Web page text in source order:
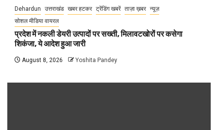
Dehardun उत्तराखंड खबर हटकर ट्रेंडिंग खबरें ताज़ा ख़बर न्यूज़
सोशल मीडिया वायरल
प्रदेश में नकली डेयरी उत्पादों पर सख्ती, मिलावटखोरों पर कसेगा
शिकंजा, ये आदेश हुआ जारी
August 8, 2026 Yoshita Pandey